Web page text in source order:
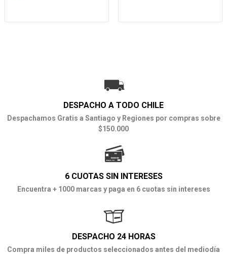
DESPACHO A TODO CHILE
Despachamos Gratis a Santiago y Regiones por compras sobre
$150.000
6 CUOTAS SIN INTERESES
Encuentra + 1000 marcas y paga en 6 cuotas sin intereses
DESPACHO 24 HORAS
Compra miles de productos seleccionados antes del mediodía